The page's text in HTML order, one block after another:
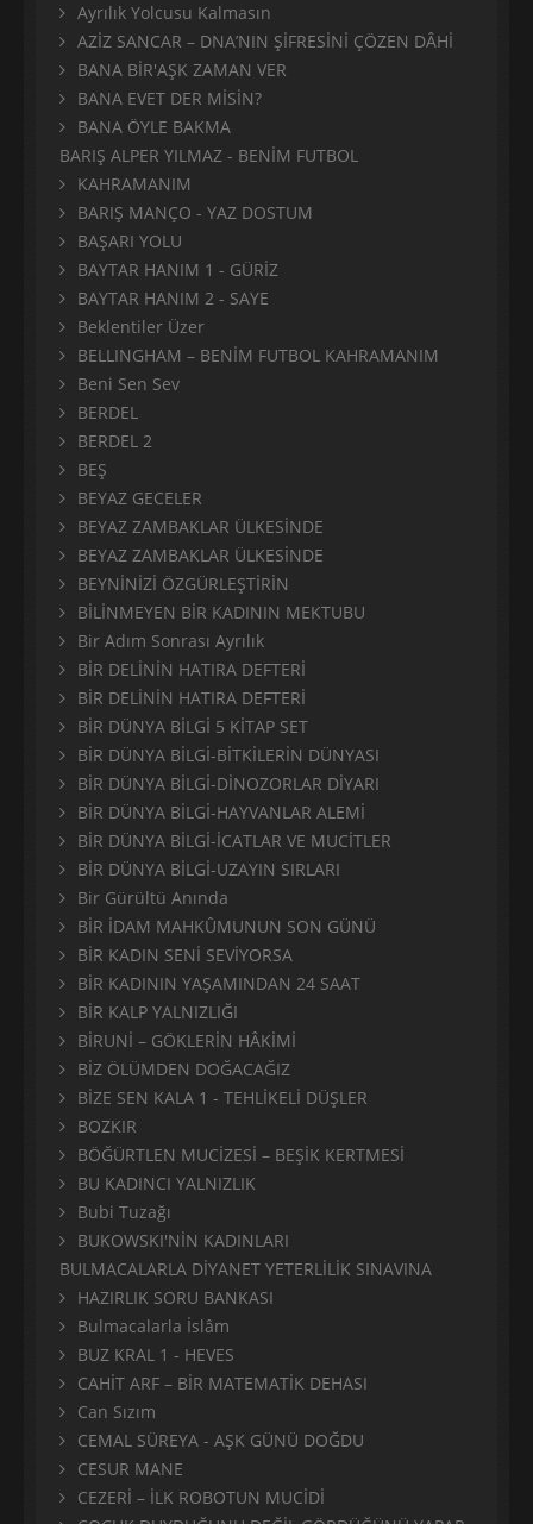
Ayrılık Yolcusu Kalmasın
AZİZ SANCAR – DNA’NIN ŞİFRESİNİ ÇÖZEN DÂHİ
BANA BİR'AŞK ZAMAN VER
BANA EVET DER MİSİN?
BANA ÖYLE BAKMA
BARIŞ ALPER YILMAZ - BENİM FUTBOL
KAHRAMANIM
BARIŞ MANÇO - YAZ DOSTUM
BAŞARI YOLU
BAYTAR HANIM 1 - GÜRİZ
BAYTAR HANIM 2 - SAYE
Beklentiler Üzer
BELLINGHAM – BENİM FUTBOL KAHRAMANIM
Beni Sen Sev
BERDEL
BERDEL 2
BEŞ
BEYAZ GECELER
BEYAZ ZAMBAKLAR ÜLKESİNDE
BEYAZ ZAMBAKLAR ÜLKESİNDE
BEYNİNİZİ ÖZGÜRLEŞTİRİN
BİLİNMEYEN BİR KADININ MEKTUBU
Bir Adım Sonrası Ayrılık
BİR DELİNİN HATIRA DEFTERİ
BİR DELİNİN HATIRA DEFTERİ
BİR DÜNYA BİLGİ 5 KİTAP SET
BİR DÜNYA BİLGİ-BİTKİLERİN DÜNYASI
BİR DÜNYA BİLGİ-DİNOZORLAR DİYARI
BİR DÜNYA BİLGİ-HAYVANLAR ALEMİ
BİR DÜNYA BİLGİ-İCATLAR VE MUCİTLER
BİR DÜNYA BİLGİ-UZAYIN SIRLARI
Bir Gürültü Anında
BİR İDAM MAHKÛMUNUN SON GÜNÜ
BİR KADIN SENİ SEVİYORSA
BİR KADININ YAŞAMINDAN 24 SAAT
BİR KALP YALNIZLIĞI
BİRUNİ – GÖKLERİN HÂKİMİ
BİZ ÖLÜMDEN DOĞACAĞIZ
BİZE SEN KALA 1 - TEHLİKELİ DÜŞLER
BOZKIR
BÖĞÜRTLEN MUCİZESİ – BEŞİK KERTMESİ
BU KADINCI YALNIZLIK
Bubi Tuzağı
BUKOWSKI'NİN KADINLARI
BULMACALARLA DİYANET YETERLİLİK SINAVINA
HAZIRLIK SORU BANKASI
Bulmacalarla İslâm
BUZ KRAL 1 - HEVES
CAHİT ARF – BİR MATEMATİK DEHASI
Can Sızım
CEMAL SÜREYA - AŞK GÜNÜ DOĞDU
CESUR MANE
CEZERİ – İLK ROBOTUN MUCİDİ